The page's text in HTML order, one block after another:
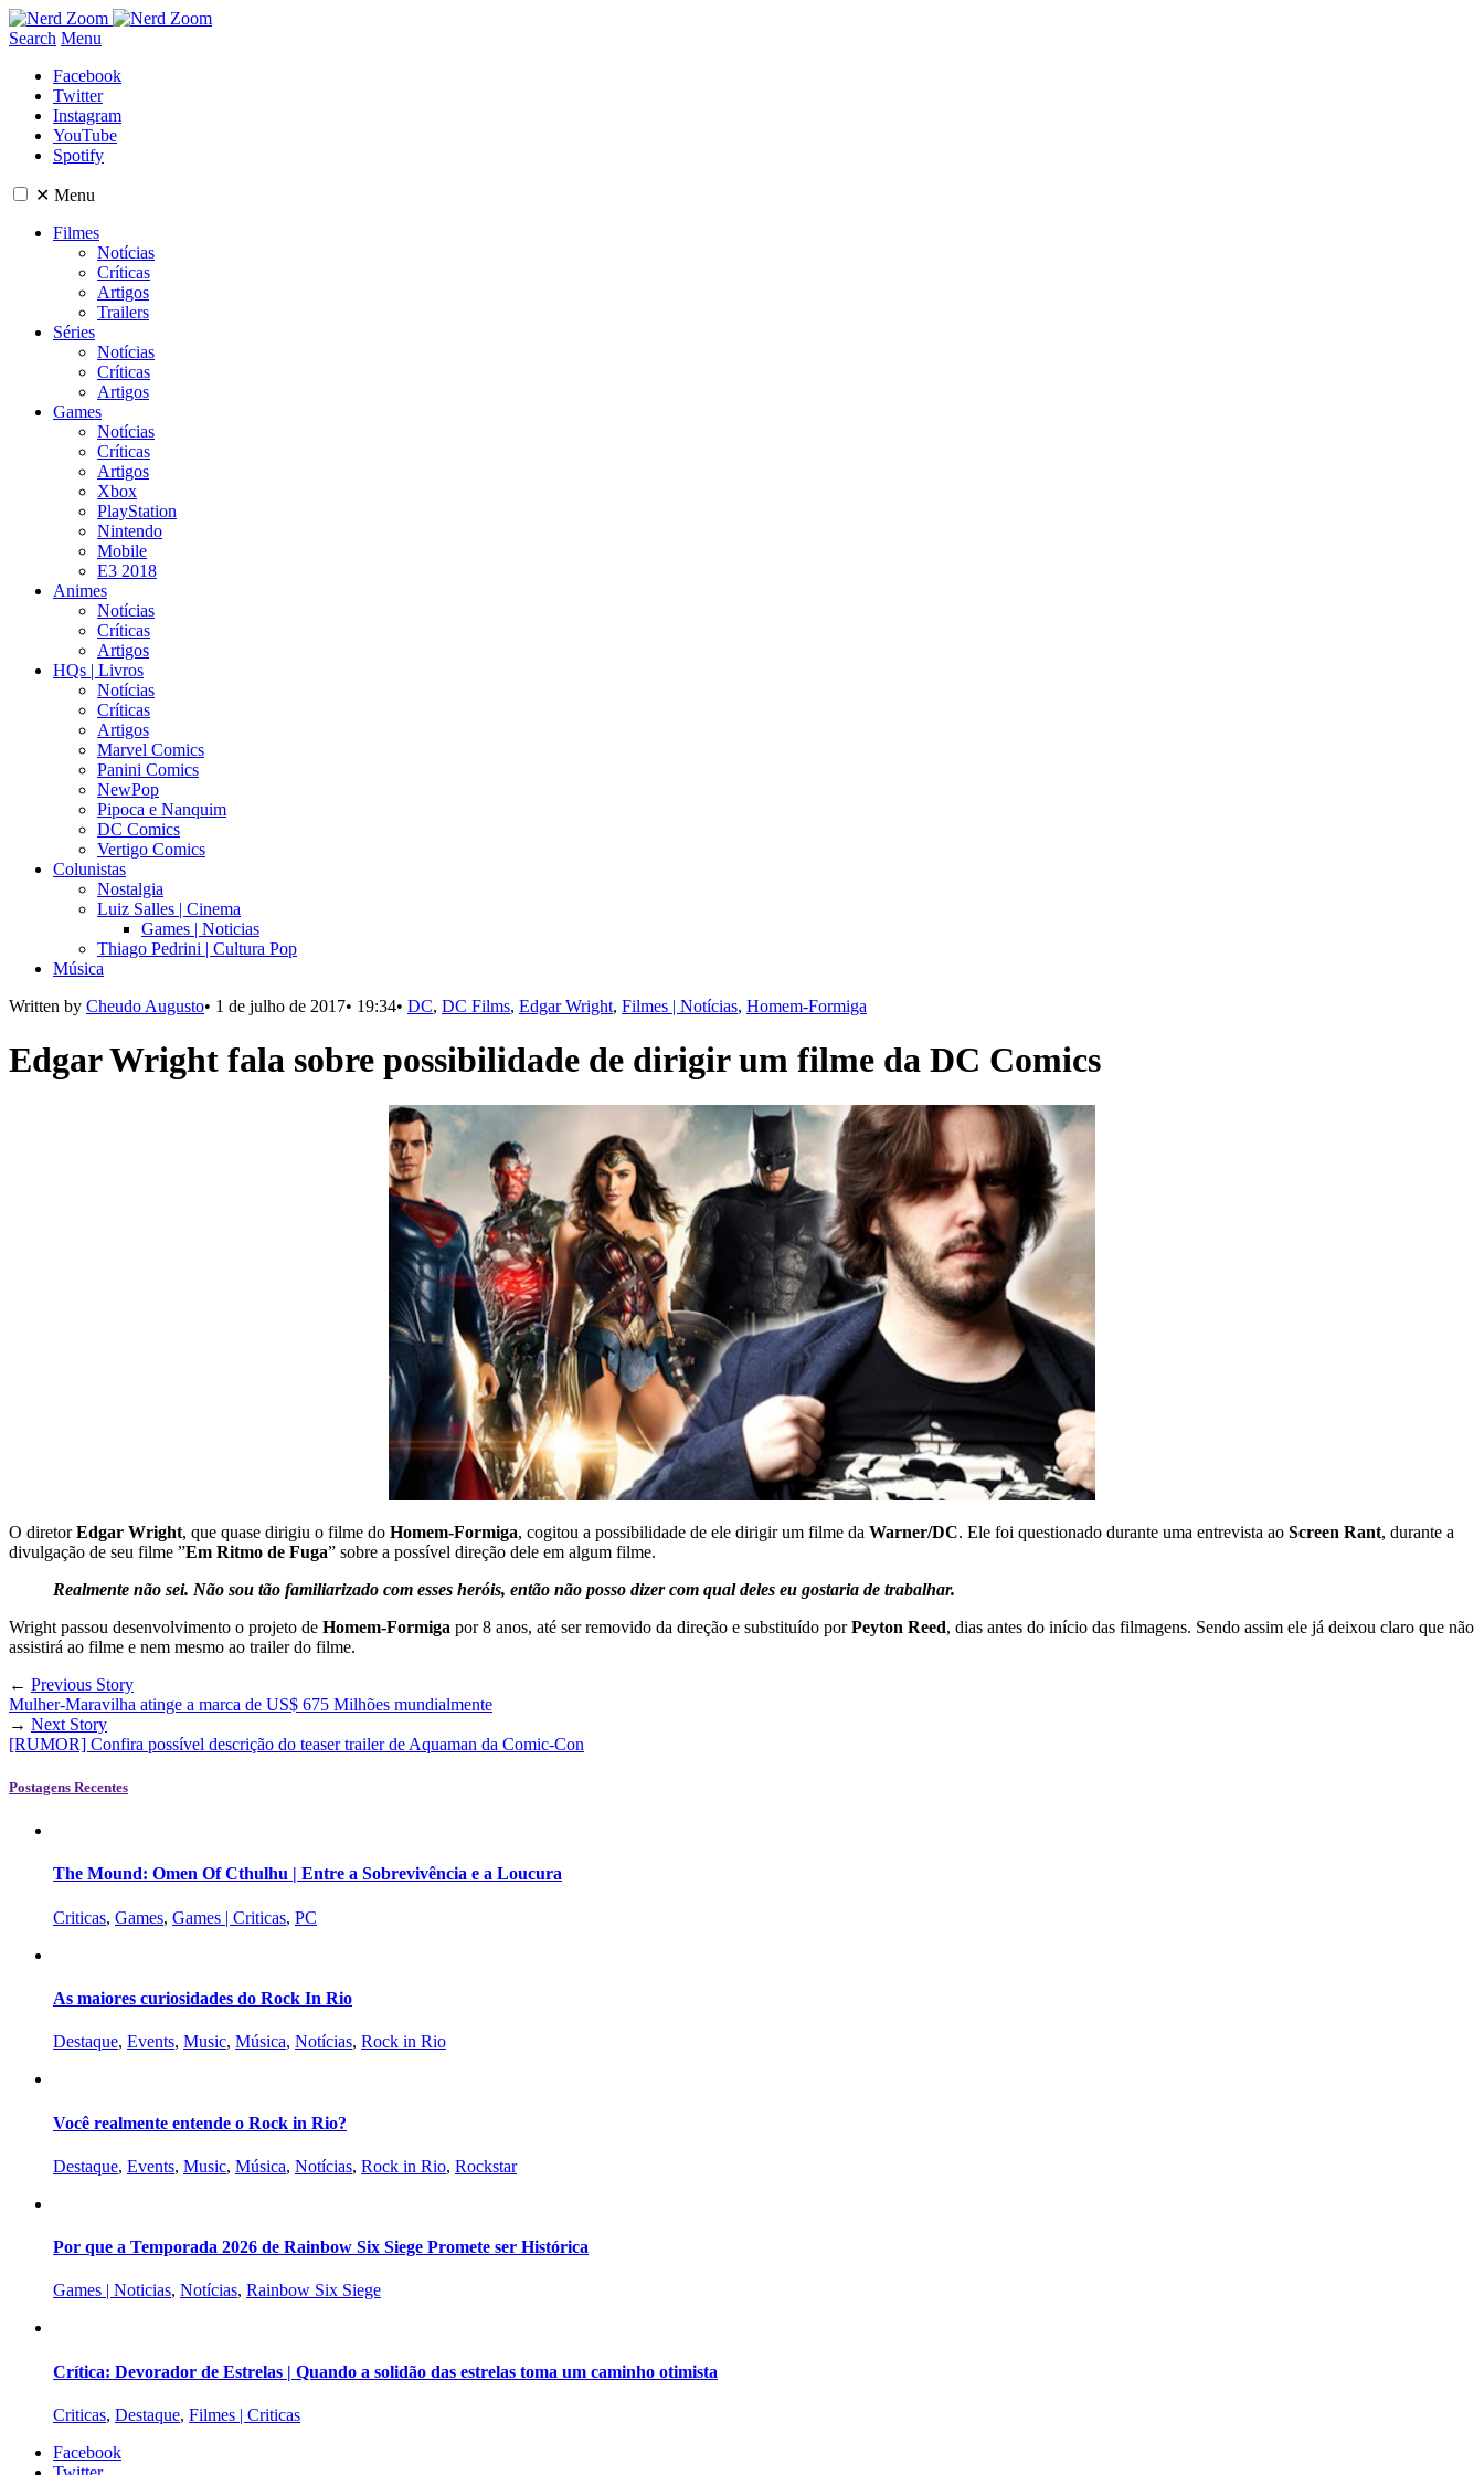
Search Menu
Facebook
Twitter
Instagram
YouTube
Spotify
✕ Menu
Filmes
Notícias
Críticas
Artigos
Trailers
Séries
Notícias
Críticas
Artigos
Games
Notícias
Críticas
Artigos
Xbox
PlayStation
Nintendo
Mobile
E3 2018
Animes
Notícias
Críticas
Artigos
HQs | Livros
Notícias
Críticas
Artigos
Marvel Comics
Panini Comics
NewPop
Pipoca e Nanquim
DC Comics
Vertigo Comics
Colunistas
Nostalgia
Luiz Salles | Cinema
Games | Noticias
Thiago Pedrini | Cultura Pop
Música
Written by Cheudo Augusto• 1 de julho de 2017• 19:34• DC, DC Films, Edgar Wright, Filmes | Notícias, Homem-Formiga
Edgar Wright fala sobre possibilidade de dirigir um filme da DC Comics
O diretorEdgar Wright, que quase dirigiu o filme do Homem-Formiga, cogitou a possibilidade de ele dirigir um filme da Warner/DC. Ele foi questionado durante uma entrevista ao Screen Rant, durante a
divulgação de seu filme ”Em Ritmo de Fuga” sobre a possível direção dele em algum filme.
Realmente não sei. Não sou tão familiarizado com esses heróis, então não posso dizer com qual deles eu gostaria de trabalhar.
Wright passou desenvolvimento o projeto de Homem-Formiga por 8 anos, até ser removido da direção e substituído porPeyton Reed, dias antes do início das filmagens. Sendo assim ele já deixou claro que não
assistirá ao filme e nem mesmo ao trailer do filme.
← Previous Story
Mulher-Maravilha atinge a marca de US$ 675 Milhões mundialmente
→ Next Story
[RUMOR] Confira possível descrição do teaser trailer de Aquaman da Comic-Con
Postagens Recentes
The Mound: Omen Of Cthulhu | Entre a Sobrevivência e a Loucura
Criticas, Games, Games | Criticas, PC
As maiores curiosidades do Rock In Rio
Destaque, Events, Music, Música, Notícias, Rock in Rio
Você realmente entende o Rock in Rio?
Destaque, Events, Music, Música, Notícias, Rock in Rio, Rockstar
Por que a Temporada 2026 de Rainbow Six Siege Promete ser Histórica
Games | Noticias, Notícias, Rainbow Six Siege
Crítica: Devorador de Estrelas | Quando a solidão das estrelas toma um caminho otimista
Criticas, Destaque, Filmes | Criticas
Facebook